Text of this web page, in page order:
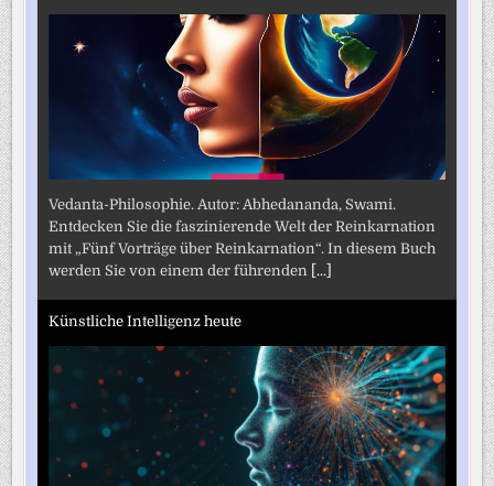
Vedanta-Philosophie. Autor: Abhedananda, Swami.
Entdecken Sie die faszinierende Welt der Reinkarnation
mit „Fünf Vorträge über Reinkarnation“. In diesem Buch
werden Sie von einem der führenden
[...]
Künstliche Intelligenz heute